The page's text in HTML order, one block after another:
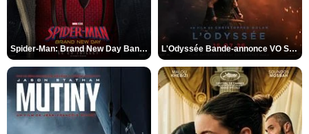
Spider-Man: Brand New Day Bande-annonce VO STFR L'Odyssée Bande-annonce VO STFR